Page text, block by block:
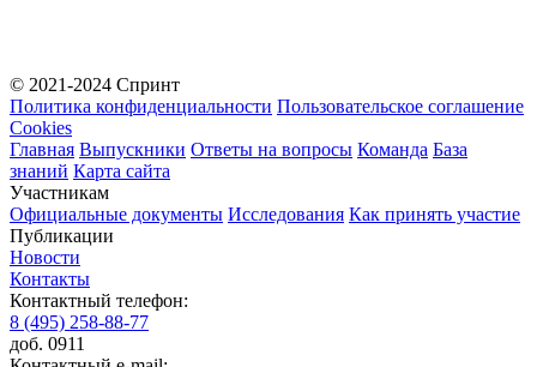
© 2021-2024 Спринт
Политика конфиденциальности Пользовательское соглашение
Cookies
Главная Выпускники Ответы на вопросы Команда База
знаний Карта сайта
Участникам
Официальные документы Исследования Как принять участие
Публикации
Новости
Контакты
Контактный телефон:
8 (495) 258-88-77
доб. 0911